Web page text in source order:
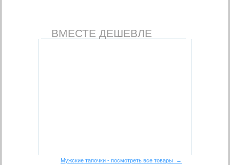
ВМЕСТЕ ДЕШЕВЛЕ
Мужские тапочки - посмотреть все товары →